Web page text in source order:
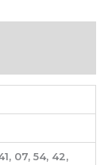
07, 54, 42,